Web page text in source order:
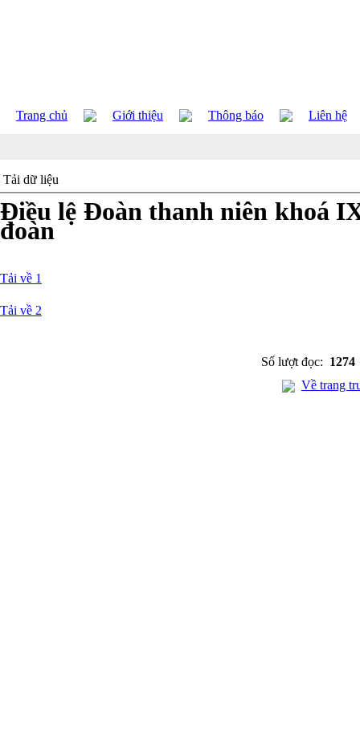
Trang chủ Giới thiệu Thông báo Liên hệ
Tải dữ liệu
Điều lệ Đoàn thanh niên khoá
đoàn
Tải về 1
Tải về 2
Số lượt đọc: 1274
Về trang